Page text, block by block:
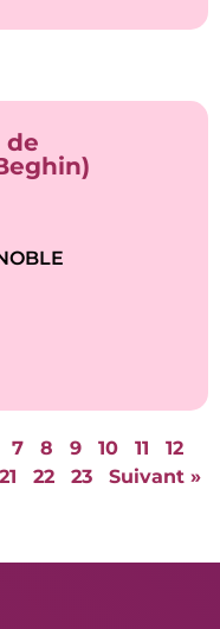
de
7 8 9 10 11
12
21 22 23 Suivant »